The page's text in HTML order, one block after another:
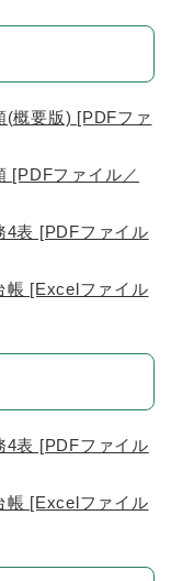
概要版) [PDFファ
[PDFファイル／
表 [PDFファイル
[Excelファイル
表 [PDFファイル
[Excelファイル